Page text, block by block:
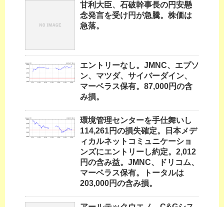
甘利大臣、石破幹事長の円安懸
念発言を受け円が急騰。株価は
急落。
エントリーなし。JMNC、エプソ
ン、マツダ、サイバーダイン、
マーベラス保有。87,000円の含
み損。
環境管理センターを手仕舞いし
114,261円の損失確定。日本メデ
ィカルネットコミュニケーショ
ンズにエントリーし約定。2,012
円の含み益。JMNC、ドリコム、
マーベラス保有。トータルは
203,000円の含み損。